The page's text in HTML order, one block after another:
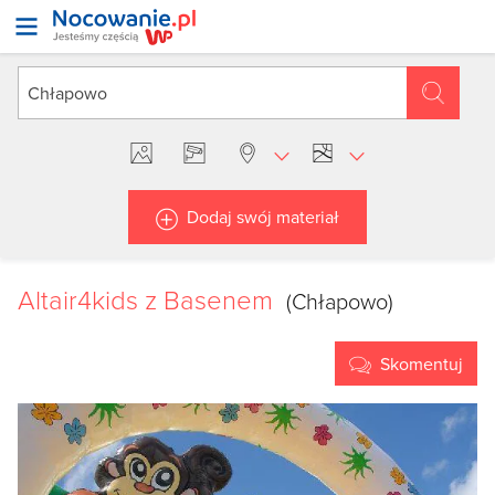
Dodaj swój materiał
Altair4kids z Basenem (Chłapowo)
Skomentuj